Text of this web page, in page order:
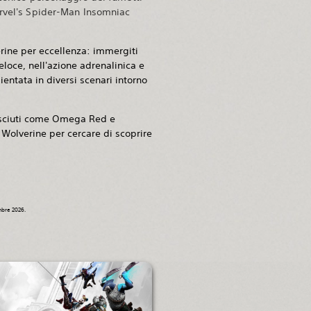
Spider-Man Insomniac
per eccellenza: immergiti
nell'azione adrenalinica e
in diversi scenari intorno
come Omega Red e
per cercare di scoprire
2026.